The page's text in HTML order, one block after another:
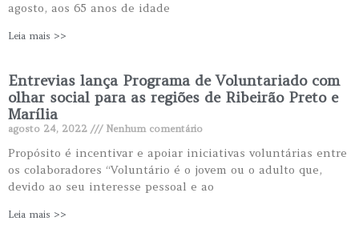
agosto, aos 65 anos de idade
Leia mais >>
Entrevias lança Programa de Voluntariado com
olhar social para as regiões de Ribeirão Preto e
Marília
agosto 24, 2022 Nenhum comentário
Propósito é incentivar e apoiar iniciativas voluntárias entre
os colaboradores “Voluntário é o jovem ou o adulto que,
devido ao seu interesse pessoal e ao
Leia mais >>